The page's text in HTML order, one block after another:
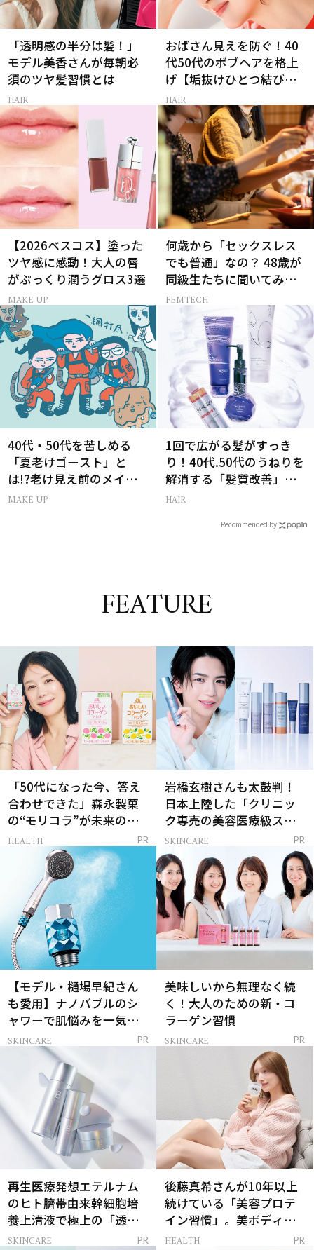
「透明感の半分は髪！」
モデル美香さんが毎朝必
須のツヤ髪習慣とは
HAIR
おばさん見えを防ぐ！40
代50代のボブヘアを格上
げ【垢抜けひとつ結び】
のルール
HAIR
【2026ベスコス】塗った
ツヤ感に感動！大人の唇
がぷっくり潤うグロス3選
MAKE UP
何歳から「セックスレス
でも普通」なの？ 48歳が
同級生たちに聞いてみた
ら…
FEMTECH
40代・50代を苦しめる
「夏老けゴースト」と
は!?老け見え前のメイク
くずれ＆くすみ対策
MAKE UP
1回で広がる髪がすっき
り！40代.50代のうねりを
解消する「髪質改善」シ
ャントリ8選
HAIR
Recommended by
FEATURE
「50代になった今、答え
合わせできた」森永製菓
の“モリコラ”が未来のキ
レイを連れてくる！
HEALTH PR
岩橋玄樹さんも太鼓判！
日本上陸した「クリニッ
ク専売の美容医療級スキ
ンケア」
SKINCARE PR
【モデル・樋場早紀さん
も愛用】ナノバブルのシ
ャワーで肌悩みを一気に
解決
SKINCARE PR
美味しいから無理なく続
く！大人のための新・コ
ラーゲン習慣
SKINCARE PR
再生医療発想エテルナム
のヒト臍帯由来幹細胞培
養上清液で極上の「透明
感ハリ肌」へ
SKINCARE PR
後藤真希さんが10年以上
続けている「美容プロテ
イン習慣」。美ボディを
支える朝ルーティンと
HEALTH PR